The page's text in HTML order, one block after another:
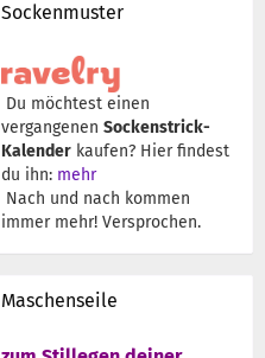
Sockenmuster
Du möchtest einen
vergangenen Sockenstrick-
Kalender kaufen? Hier findest
du ihn: mehr
Nach und nach kommen
immer mehr! Versprochen.
Maschenseile